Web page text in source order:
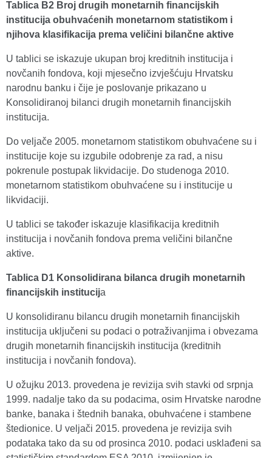
Tablica B2 Broj drugih monetarnih financijskih
institucija obuhvaćenih monetarnom statistikom i
njihova klasifikacija prema veličini bilančne aktive
U tablici se iskazuje ukupan broj kreditnih institucija i
novčanih fondova, koji mjesečno izvješćuju Hrvatsku
narodnu banku i čije je poslovanje prikazano u
Konsolidiranoj bilanci drugih monetarnih financijskih
institucija.
Do veljače 2005. monetarnom statistikom obuhvaćene su i
institucije koje su izgubile odobrenje za rad, a nisu
pokrenule postupak likvidacije. Do studenoga 2010.
monetarnom statistikom obuhvaćene su i institucije u
likvidaciji.
U tablici se također iskazuje klasifikacija kreditnih
institucija i novčanih fondova prema veličini bilančne
aktive.
Tablica D1 Konsolidirana bilanca drugih monetarnih
financijskih institucija
U konsolidiranu bilancu drugih monetarnih financijskih
institucija uključeni su podaci o potraživanjima i obvezama
drugih monetarnih financijskih institucija (kreditnih
institucija i novčanih fondova).
U ožujku 2013. provedena je revizija svih stavki od srpnja
1999. nadalje tako da su podacima, osim Hrvatske narodne
banke, banaka i štednih banaka, obuhvaćene i stambene
štedionice. U veljači 2015. provedena je revizija svih
podataka tako da su od prosinca 2010. podaci usklađeni sa